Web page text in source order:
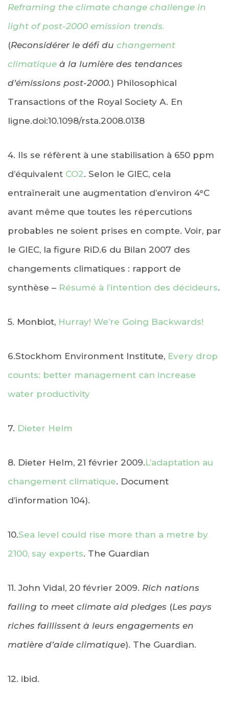
Reframing the climate change challenge in
light of post-2000 emission trends.
(Reconsidérer le défi du changement
climatique à la lumière des tendances
d’émissions post-2000.) Philosophical
Transactions of the Royal Society A. En
ligne.doi:10.1098/rsta.2008.0138
4. Ils se réfèrent à une stabilisation à 650 ppm
d’équivalent CO2. Selon le GIEC, cela
entraînerait une augmentation d’environ 4°C
avant même que toutes les répercutions
probables ne soient prises en compte. Voir, par
le GIEC, la figure RiD.6 du Bilan 2007 des
changements climatiques : rapport de
synthèse – Résumé à l’intention des décideurs.
5. Monbiot, Hurray! We’re Going Backwards!
6.Stockhom Environment Institute, Every drop
counts: better management can increase
water productivity
7. Dieter Helm
8. Dieter Helm, 21 février 2009.L’adaptation au
changement climatique. Document
d’information 104).
10.Sea level could rise more than a metre by
2100, say experts. The Guardian
11. John Vidal, 20 février 2009. Rich nations
failing to meet climate aid pledges (Les pays
riches faillissent à leurs engagements en
matière d’aide climatique). The Guardian.
12. ibid.